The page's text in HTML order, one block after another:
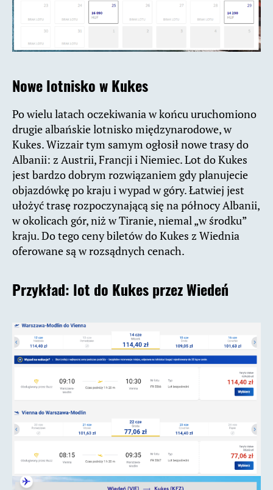
Nowe lotnisko w Kukes
Po wielu latach oczekiwania w końcu uruchomiono
drugie albańskie lotnisko międzynarodowe, w
Kukes. Wizzair tym samym ogłosił nowe trasy do
Albanii: z Austrii, Francji i Niemiec. Lot do Kukes
jest bardzo dobrym rozwiązaniem gdy planujecie
objazdówkę po kraju i wypad w góry. Łatwiej jest
ułożyć trasę rozpoczynającą się na północy Albanii,
w okolicach gór, niż w Tiranie, niemal „w środku”
kraju. Do tego ceny biletów do Kukes z Wiednia
oferowane są w rozsądnych cenach.
Przykład: lot do Kukes przez Wiedeń